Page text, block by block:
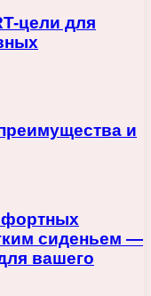
цели для
и
сиденьем —
вашего